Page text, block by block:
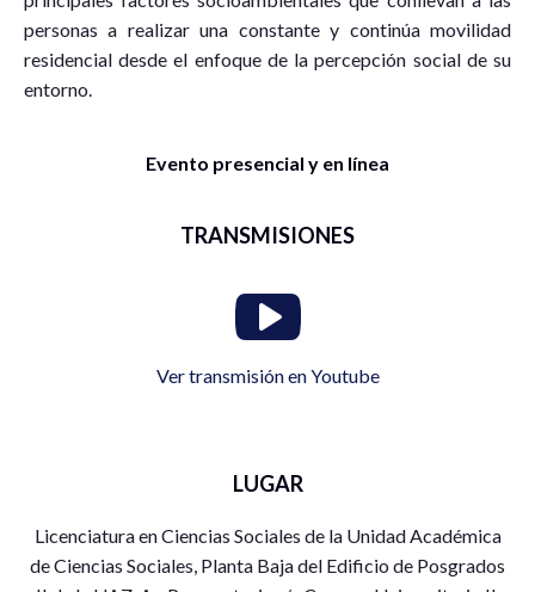
personas a realizar una constante y continúa movilidad
residencial desde el enfoque de la percepción social de su
entorno.
Evento presencial y en línea
TRANSMISIONES
Ver transmisión en Youtube
LUGAR
Licenciatura en Ciencias Sociales de la Unidad Académica
de Ciencias Sociales, Planta Baja del Edificio de Posgrados